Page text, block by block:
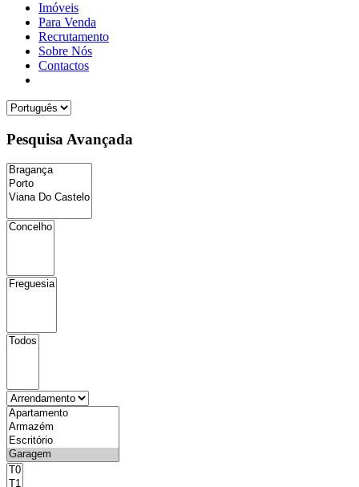
Imóveis
Para Venda
Recrutamento
Sobre Nós
Contactos
Pesquisa Avançada